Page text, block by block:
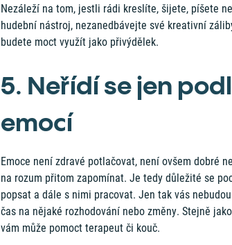
Nezáleží na tom, jestli rádi kreslíte, šijete, píšete
hudební nástroj, nezanedbávejte své kreativní
budete moct využít jako přivýdělek.
5. Neřídí se jen
emocí
Emoce není zdravé potlačovat, není ovšem dobré
na rozum přitom zapomínat. Je tedy důležité se
popsat a dále s nimi pracovat. Jen tak vás
čas na nějaké rozhodování nebo změny. Stejně
vám může pomoct terapeut či kouč.